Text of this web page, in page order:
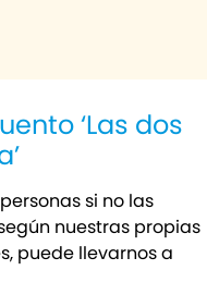
‘Las dos
si no las
nuestras propias
puede llevarnos a